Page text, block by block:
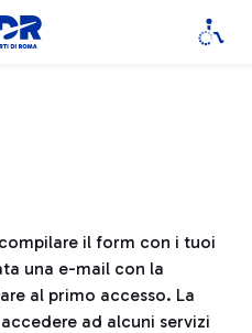
il form con i tuoi
una e-mail con la
al primo accesso. La
ad alcuni servizi